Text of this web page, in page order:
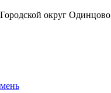
Городской округ Одинцово